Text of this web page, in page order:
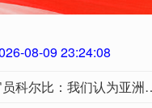
08-09 23:24:09
美国高级国防官